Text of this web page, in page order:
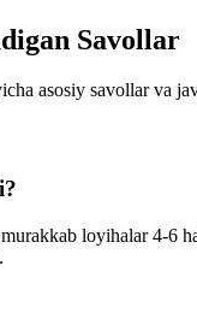
Savollar
asosiy savollar va
loyihalar 4-6